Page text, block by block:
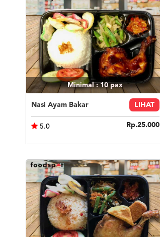
Minimal : 10pax
Nasi Ayam Bakar LIHAT
5.0 Rp.25.000